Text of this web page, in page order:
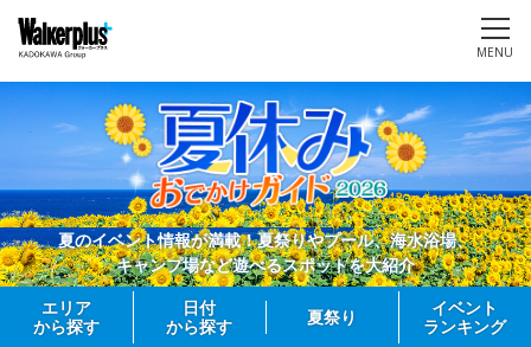
MENU
夏のイベント情報が満載！夏祭りやプール、海水浴場、
キャンプ場など遊べるスポットを大紹介
エリア
から探す
日付
から探す
夏祭り
イベント
ランキング